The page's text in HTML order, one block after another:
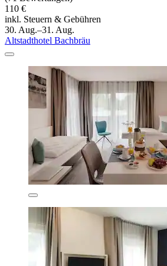
110 €
inkl. Steuern & Gebühren
30. Aug.–31. Aug.
Altstadthotel Bachbräu